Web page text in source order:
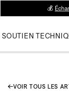
💰
SOUTIEN
VOIR TOUS LES